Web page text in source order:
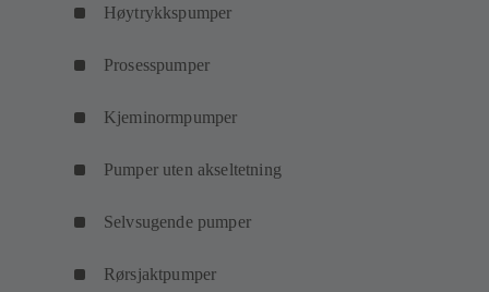
Høytrykkspumper
Prosesspumper
Kjeminormpumper
Pumper uten akseltetning
Selvsugende pumper
Rørsjaktpumper